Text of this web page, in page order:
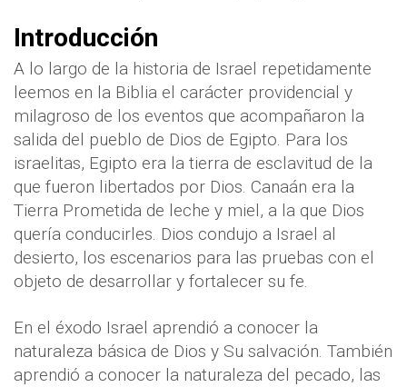
Introducción
A lo largo de la historia de Israel repetidamente
leemos en la Biblia el carácter providencial y
milagroso de los eventos que acompañaron la
salida del pueblo de Dios de Egipto. Para los
israelitas, Egipto era la tierra de esclavitud de la
que fueron libertados por Dios. Canaán era la
Tierra Prometida de leche y miel, a la que Dios
quería conducirles. Dios condujo a Israel al
desierto, los escenarios para las pruebas con el
objeto de desarrollar y fortalecer su fe.
En el éxodo Israel aprendió a conocer la
naturaleza básica de Dios y Su salvación. También
aprendió a conocer la naturaleza del pecado, las